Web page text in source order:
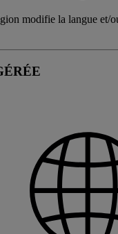
modifie la langue et/